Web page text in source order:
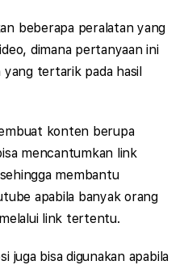
beberapa peralatan yang
dimana pertanyaan ini
tertarik pada hasil
konten berupa
mencantumkan link
membantu
apabila banyak orang
link tertentu.
juga bisa digunakan apabila